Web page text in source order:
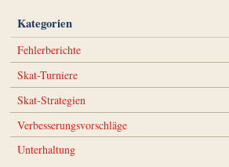
Kategorien
Fehlerberichte
Skat-Turniere
Skat-Strategien
Verbesserungsvorschläge
Unterhaltung